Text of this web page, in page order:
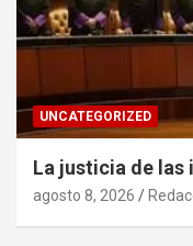
UNCATEGORIZED
La justicia de las
agosto 8, 2026